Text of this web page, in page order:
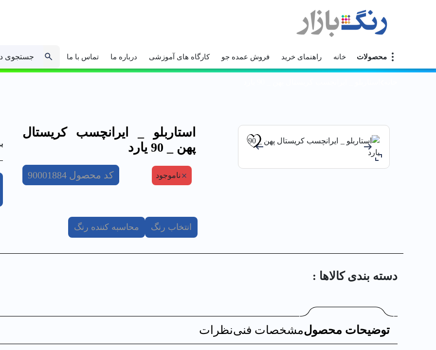
محصولات خانه راهنمای خرید فروش عمده جو کارگاه های آموزشی درباره ما تماس با ما جستجوی
استاربلو _ ايرانچسب كريستال
پهن _ 90 يارد
ناموجود کد محصول 90001884
انتخاب رنگ محاسبه کننده رنگ
دسته بندی کالا‌ها :
توضیحات محصولمشخصات فنینظرات